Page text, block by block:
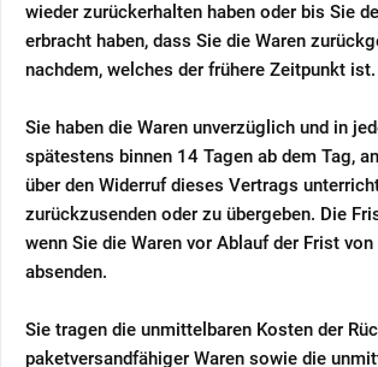
wieder zurückerhalten haben oder bis Sie
erbracht haben, dass Sie die Waren
nachdem, welches der frühere Zeitpunkt ist.
Sie haben die Waren unverzüglich und in
spätestens binnen 14 Tagen ab dem Tag,
über den Widerruf dieses Vertrags
zurückzusenden oder zu übergeben. Die
wenn Sie die Waren vor Ablauf der Frist von
absenden.
Sie tragen die unmittelbaren Kosten der
paketversandfähiger Waren sowie die